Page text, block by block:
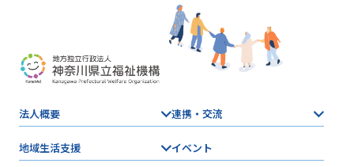
法人概要
地域生活支援
連携・交流
イベント